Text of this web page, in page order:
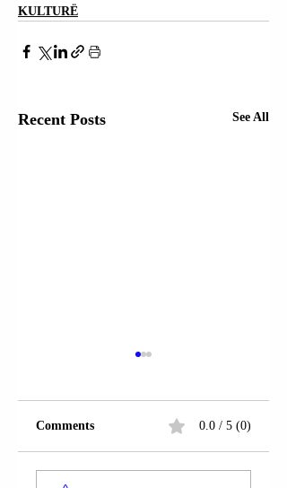
KULTURË
Recent Posts See All
MBRETËRIA E
Comments 0.0 / 5 (0)